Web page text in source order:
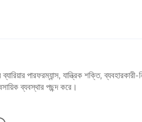
পারফরম্যান্স, যান্ত্রিক শক্তি, ব্যবহারকারী-
ব্যবস্থার পছন্দ করে।